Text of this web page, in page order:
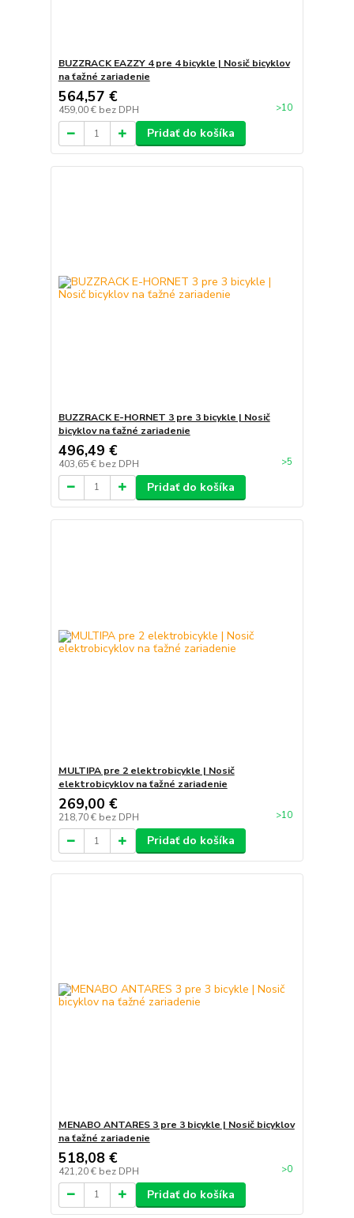
BUZZRACK EAZZY 4 pre 4 bicykle | Nosič bicyklov
na ťažné zariadenie
564,57 €
459,00 € bez DPH >10
Pridať do košíka
BUZZRACK E-HORNET 3 pre 3 bicykle | Nosič
bicyklov na ťažné zariadenie
496,49 €
403,65 € bez DPH >5
Pridať do košíka
MULTIPA pre 2 elektrobicykle | Nosič
elektrobicyklov na ťažné zariadenie
269,00 €
218,70 € bez DPH >10
Pridať do košíka
MENABO ANTARES 3 pre 3 bicykle | Nosič bicyklov
na ťažné zariadenie
518,08 €
421,20 € bez DPH >0
Pridať do košíka